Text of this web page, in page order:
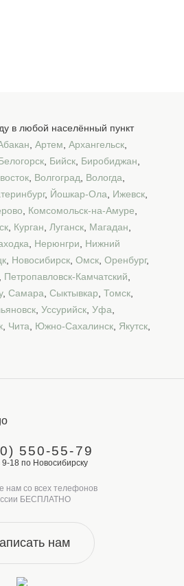
в любой населённый пункт
Артем Архангельск
Бийск Биробиджан
Волгоград Вологда
, Йошкар-Ола Ижевск
Комсомольск-на-Амуре
Курган Луганск Магадан
Нерюнгри
Нижний
Новосибирск Омск Оренбург,
Петропавловск-Камчатский
, Самара Сыктывкар Томск
Уссурийск Уфа
Чита Южно-Сахалинск Якутск
550-55-79
9-18 по Новосибирску
нам со всех телефонов
БЕСПЛАТНО
нам